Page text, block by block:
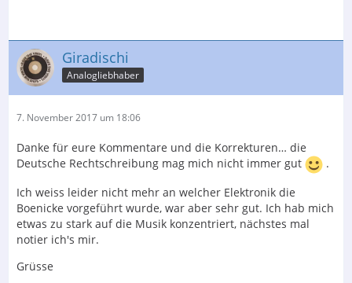
Giradischi
Analogliebhaber
7. November 2017 um 18:06
Danke für eure Kommentare und die Korrekturen… die
Deutsche Rechtschreibung mag mich nicht immer gut
.
Ich weiss leider nicht mehr an welcher Elektronik die
Boenicke vorgeführt wurde, war aber sehr gut. Ich hab mich
etwas zu stark auf die Musik konzentriert, nächstes mal
notier ich's mir.
Grüsse